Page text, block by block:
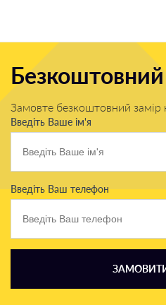
Безкоштовний
Замовте безкоштовний замір
Введіть Ваше ім'я
Введіть Ваш телефон